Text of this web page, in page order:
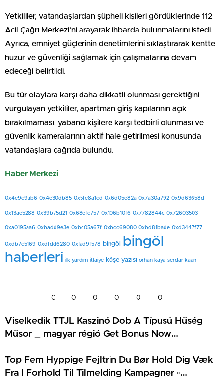
Yetkililer, vatandaşlardan şüpheli kişileri gördüklerinde 112
Acil Çağrı Merkezi’ni arayarak ihbarda bulunmalarını istedi.
Ayrıca, emniyet güçlerinin denetimlerini sıklaştırarak kentte
huzur ve güvenliği sağlamak için çalışmalarına devam
edeceği belirtildi.
Bu tür olaylara karşı daha dikkatli olunması gerektiğini
vurgulayan yetkililer, apartman giriş kapılarının açık
bırakılmaması, yabancı kişilere karşı tedbirli olunması ve
güvenlik kameralarının aktif hale getirilmesi konusunda
vatandaşlara çağrıda bulundu.
Haber Merkezi
0x4e9c9ab6 0x4e30db85 0x5fe8a1cd 0x6d05e82a 0x7a30a792 0x9d63658d
0x13ae5288 0x39b75d21 0x68efc757 0x106b10f6 0x7782844c 0x72603503
0xa0195aa6 0xbadd9e3e 0xbc05a67f 0xbcc69080 0xbd81bade 0xd3447f77
0xdb7c5169 0xdfdd6280 0xfad9f578 bingöl
bingöl
haberleri ilk yardım itfaiye köşe yazısı orhan kaya serdar kaan
0 0 0 0 0 0
Viselkedik TTJL Kaszinó Dob A Típusú Hűség
Műsor _ magyar régió Get Bonus Now
Top Fem Hyppige Fejltrin Du Bør Hold Dig Væk
Fra I Forhold Til Tilmelding Kampagner ◦